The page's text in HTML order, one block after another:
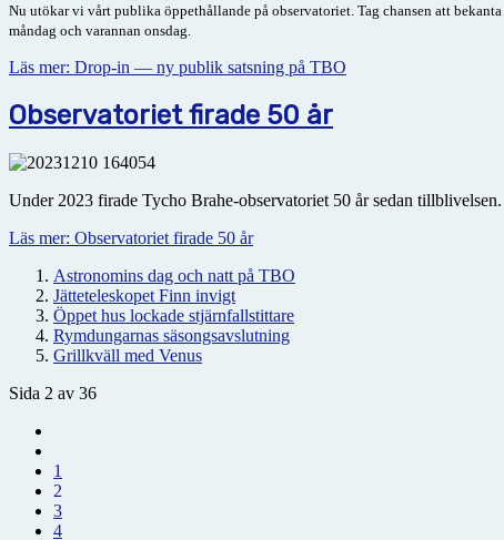
Nu utökar vi vårt publika öppethållande på observatoriet. Tag chansen att
måndag och varannan onsdag.
Läs mer: Drop-in — ny publik satsning på TBO
Observatoriet firade 50 år
Under 2023 firade Tycho Brahe-observatoriet 50 år sedan
Läs mer: Observatoriet firade 50 år
Astronomins dag och natt på TBO
Jätteteleskopet Finn invigt
Öppet hus lockade stjärnfallstittare
Rymdungarnas säsongsavslutning
Grillkväll med Venus
Sida 2 av 36
1
2
3
4